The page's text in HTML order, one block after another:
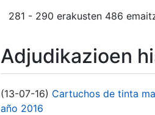
281 - 290 erakusten 486
Adjudikazioen
(13-07-16) Cartuchos de tinta
año 2016